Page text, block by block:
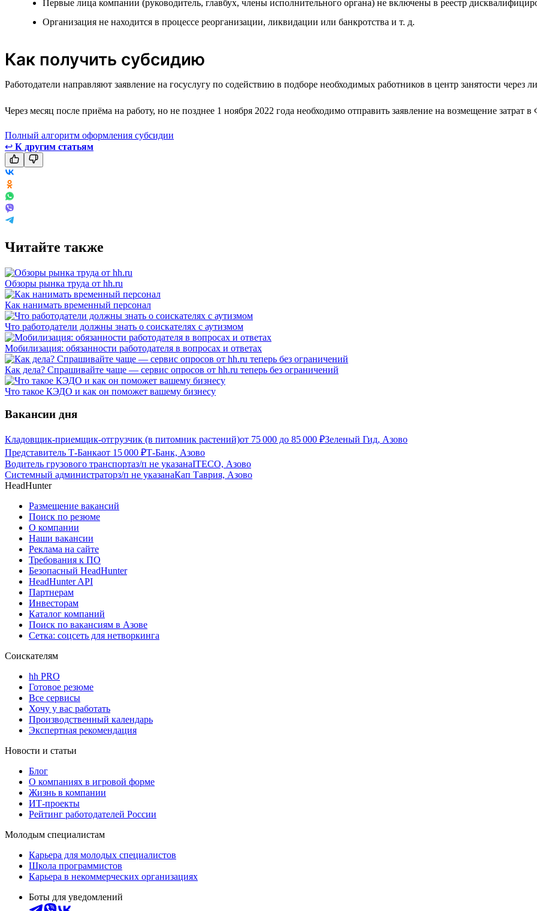
Первые лица компании (руководитель, главбух, члены исполнительного органа) не включены в реестр
Организация не находится в процессе реорганизации, ликвидации или банкротства и т. д.
Как получить субсидию
Работодатели направляют заявление на госуслугу по содействию в подборе необходимых работников в центр занятости через
Через месяц после приёма на работу, но не позднее 1 ноября 2022 года необходимо отправить заявление на возмещение затрат
Полный алгоритм оформления субсидии
↩ К другим статьям
Читайте также
Обзоры рынка труда от hh.ru
Как нанимать временный персонал
Что работодатели должны знать о соискателях с аутизмом
Мобилизация: обязанности работодателя в вопросах и ответах
Как дела? Спрашивайте чаще — сервис опросов от hh.ru теперь без ограничений
Что такое КЭДО и как он поможет вашему бизнесу
Вакансии дня
Кладовщик-приемщик-отгрузчик (в питомник растений)от 75 000 до 85 000 ₽Зеленый Гид, Азово
Представитель Т-Банкаот 15 000 ₽Т-Банк, Азово
Водитель грузового транспортаз/п не указанаITECO, Азово
Системный администраторз/п не указанаКап Таврия, Азово
HeadHunter
Размещение вакансий
Поиск по резюме
О компании
Наши вакансии
Реклама на сайте
Требования к ПО
Безопасный HeadHunter
HeadHunter API
Партнерам
Инвесторам
Каталог компаний
Поиск по вакансиям в Азове
Сетка: соцсеть для нетворкинга
Соискателям
hh PRO
Готовое резюме
Все сервисы
Хочу у вас работать
Производственный календарь
Экспертная рекомендация
Новости и статьи
Блог
О компаниях в игровой форме
Жизнь в компании
ИТ-проекты
Рейтинг работодателей России
Молодым специалистам
Карьера для молодых специалистов
Школа программистов
Карьера в некоммерческих организациях
Боты для уведомлений